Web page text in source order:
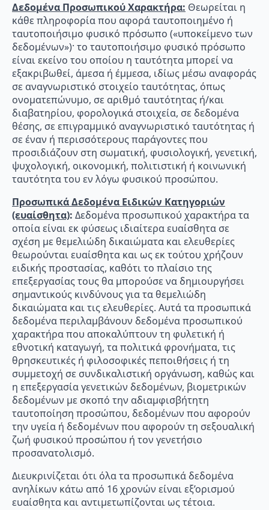
Δεδομένα Προσωπικού Χαρακτήρα: Θεωρείται η
κάθε πληροφορία που αφορά ταυτοποιημένο ή
ταυτοποιήσιμο φυσικό πρόσωπο («υποκείμενο των
δεδομένων»)· το ταυτοποιήσιμο φυσικό πρόσωπο
είναι εκείνο του οποίου η ταυτότητα μπορεί να
εξακριβωθεί, άμεσα ή έμμεσα, ιδίως μέσω αναφοράς
σε αναγνωριστικό στοιχείο ταυτότητας, όπως
ονοματεπώνυμο, σε αριθμό ταυτότητας ή/και
διαβατηρίου, φορολογικά στοιχεία, σε δεδομένα
θέσης, σε επιγραμμικό αναγνωριστικό ταυτότητας ή
σε έναν ή περισσότερους παράγοντες που
προσιδιάζουν στη σωματική, φυσιολογική, γενετική,
ψυχολογική, οικονομική, πολιτιστική ή κοινωνική
ταυτότητα του εν λόγω φυσικού προσώπου.
Προσωπικά Δεδομένα Ειδικών Κατηγοριών
(ευαίσθητα): Δεδομένα προσωπικού χαρακτήρα τα
οποία είναι εκ φύσεως ιδιαίτερα ευαίσθητα σε
σχέση με θεμελιώδη δικαιώματα και ελευθερίες
θεωρούνται ευαίσθητα και ως εκ τούτου χρήζουν
ειδικής προστασίας, καθότι το πλαίσιο της
επεξεργασίας τους θα μπορούσε να δημιουργήσει
σημαντικούς κινδύνους για τα θεμελιώδη
δικαιώματα και τις ελευθερίες. Αυτά τα προσωπικά
δεδομένα περιλαμβάνουν δεδομένα προσωπικού
χαρακτήρα που αποκαλύπτουν τη φυλετική ή
εθνοτική καταγωγή, τα πολιτικά φρονήματα, τις
θρησκευτικές ή φιλοσοφικές πεποιθήσεις ή τη
συμμετοχή σε συνδικαλιστική οργάνωση, καθώς και
η επεξεργασία γενετικών δεδομένων, βιομετρικών
δεδομένων με σκοπό την αδιαμφισβήτητη
ταυτοποίηση προσώπου, δεδομένων που αφορούν
την υγεία ή δεδομένων που αφορούν τη σεξουαλική
ζωή φυσικού προσώπου ή τον γενετήσιο
προσανατολισμό.
Διευκρινίζεται ότι όλα τα προσωπικά δεδομένα
ανηλίκων κάτω από 16 χρονών είναι εξ’ορισμού
ευαίσθητα και αντιμετωπίζονται ως τέτοια.